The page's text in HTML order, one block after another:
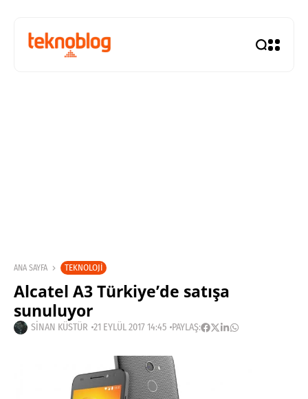
ANA SAYFA TEKNOLOJI
Alcatel A3 Türkiye’de satışa
sunuluyor
SINAN KÜSTÜR 21 EYLÜL 2017 14:45 PAYLAŞ: